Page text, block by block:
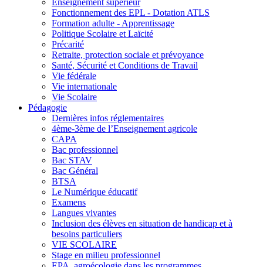
Fonctionnement des EPL - Dotation ATLS
Formation adulte - Apprentissage
Politique Scolaire et Laïcité
Précarité
Retraite, protection sociale et prévoyance
Santé, Sécurité et Conditions de Travail
Vie fédérale
Vie internationale
Vie Scolaire
Pédagogie
Dernières infos réglementaires
4ème-3ème de l’Enseignement agricole
CAPA
Bac professionnel
Bac STAV
Bac Général
BTSA
Le Numérique éducatif
Examens
Langues vivantes
Inclusion des élèves en situation de handicap et à
besoins particuliers
VIE SCOLAIRE
Stage en milieu professionnel